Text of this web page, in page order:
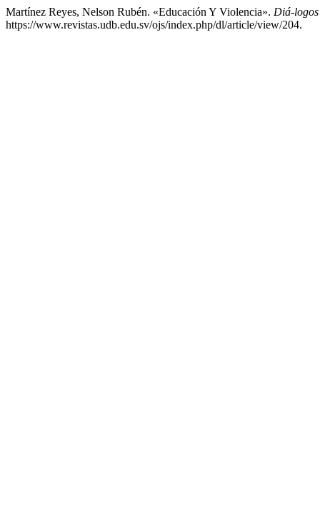
Martínez Reyes, Nelson Rubén. «Educación Y Violencia». Diá-logos
https://www.revistas.udb.edu.sv/ojs/index.php/dl/article/view/204.